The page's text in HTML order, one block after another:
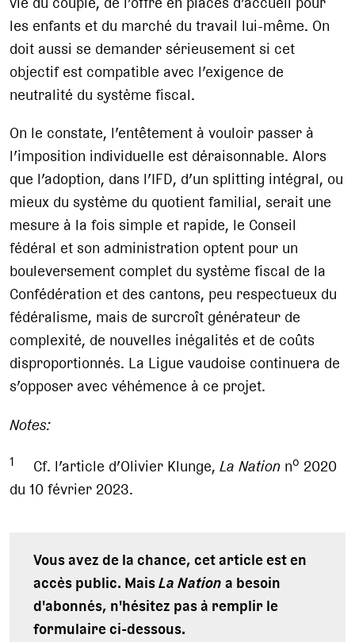
les enfants et du marché du travail lui-même. On
doit aussi se demander sérieusement si cet
objectif est compatible avec l’exigence de
neutralité du système fiscal.
On le constate, l’entêtement à vouloir passer à
l’imposition individuelle est déraisonnable. Alors
que l’adoption, dans l’IFD, d’un splitting intégral, ou
mieux du système du quotient familial, serait une
mesure à la fois simple et rapide, le Conseil
fédéral et son administration optent pour un
bouleversement complet du système fiscal de la
Confédération et des cantons, peu respectueux du
fédéralisme, mais de surcroît générateur de
complexité, de nouvelles inégalités et de coûts
disproportionnés. La Ligue vaudoise continuera de
s’opposer avec véhémence à ce projet.
Notes:
1 Cf. l’article d’Olivier Klunge,La Nation no 2020
du 10 février 2023.
Vous avez de la chance, cet article est en
accès public. MaisLa Nationa besoin
d'abonnés, n'hésitez pas à remplir le
formulaire ci-dessous.